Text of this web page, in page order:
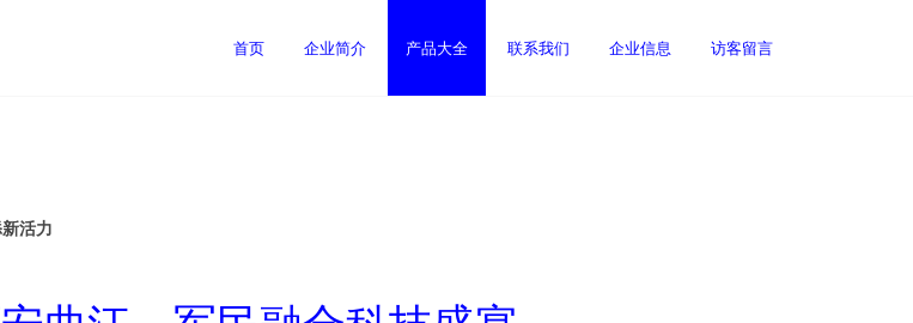
首页 企业简介 产品大全 联系我们 企业信息 访客留言
活力